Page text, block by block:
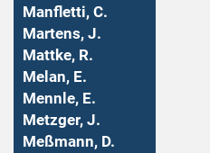
Manfletti, C.
Martens, J.
Mattke, R.
Melan, E.
Mennle, E.
Metzger, J.
Meßmann, D.